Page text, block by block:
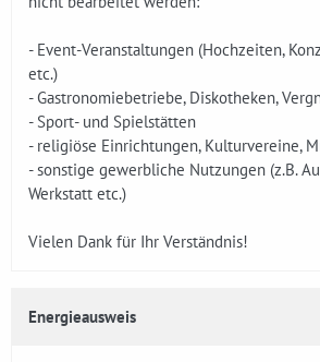
- Event-Veranstaltungen (Hochzeiten,
etc.)
- Gastronomiebetriebe, Diskotheken,
- Sport- und Spielstätten
- religiöse Einrichtungen, Kulturvereine,
- sonstige gewerbliche Nutzungen (z.B.
Werkstatt etc.)
Vielen Dank für Ihr Verständnis!
Energieausweis